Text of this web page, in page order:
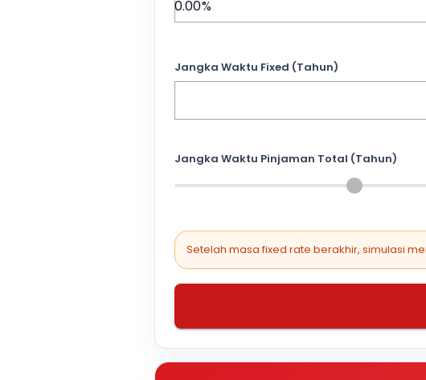
Jangka Waktu Fixed (Tahun)
Jangka Waktu Pinjaman Total (Tahun)
Setelah masa fixed rate berakhir, simulasi